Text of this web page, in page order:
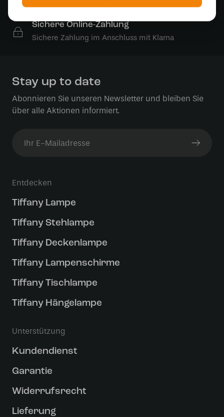
Sichere Online-Zahlung
Sichere Zahlung im Anschluss mit Klarna
Stay up to date
Abonnieren Sie unseren Newsletter und bleiben Sie
über alle Aktionen informiert.
Entdecken
Tiffany Lampe
Tiffany Stehlampe
Tiffany Deckenlampe
Tiffany Lampenschirme
Tiffany Tischlampe
Tiffany Hängelampe
Unterstützung
Kundendienst
Garantie
Widerrufsrecht
Lieferung